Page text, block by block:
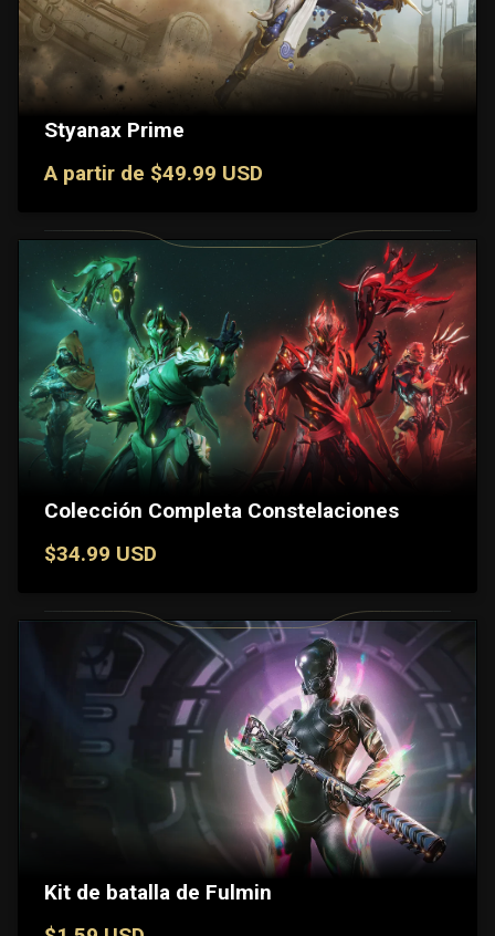
Styanax Prime
A partir de $49.99 USD
Colección Completa Constelaciones
$34.99 USD
Kit de batalla de Fulmin